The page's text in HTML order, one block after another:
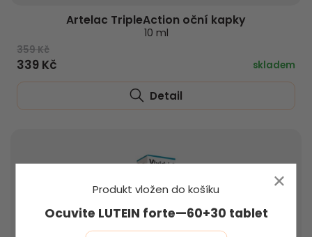
Artelac TripleAction oční kapky
10 ml
359 Kč
339 Kč skladem
Detail
Produkt vložen do košíku
Ocuvite LUTEIN forte—60+30 tablet